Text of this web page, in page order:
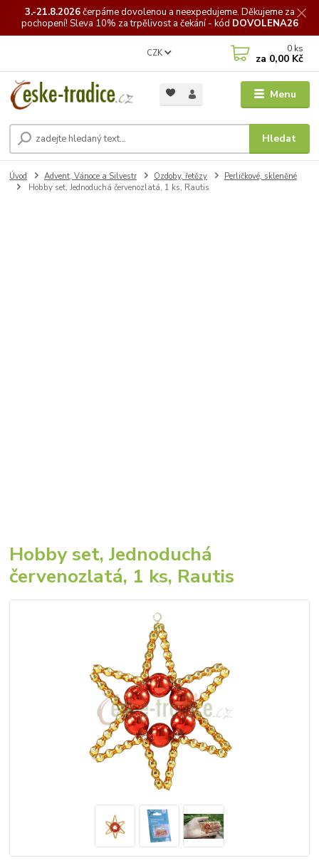
3.-21.8.2026čerpámedovolenou a neexpedujeme. Děkujeme za
pochopení! Sleva 10% za trpělivost a čekání - kód DOVOLENA26
Menu
CZK
Hledat
0 ks
za 0,00 Kč
Úvod Advent, Vánoce a Silvestr Ozdoby, řetězy
Perličkové, skleněné
Hobby set, Jednoduchá červenozlatá, 1 ks, Rautis
Hobby set, Jednoduchá
červenozlatá, 1 ks, Rautis